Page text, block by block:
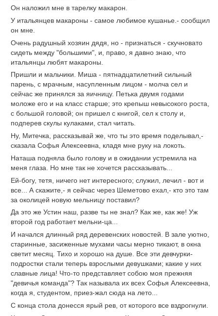
Он наложил мне в тарелку макарон.
У итальянцев макароны - самое любимое кушанье.- сообщил
он мне.
Очень радушный хозяин дядя, но - признаться - скучновато
сидеть между "большими", и, право, я давно знаю, что
итальянцы любят макароны.
Пришли и мальчики. Миша - пятнадцатилетний сильный
парень, с мрачным, насупленным лицом - молча сел и
сейчас же принялся за яичницу. Петька двумя годами
моложе его и на класс старше; это крепыш невысокого роста,
с большой головой; он пришел с книгой, сел к столу и,
подперев скулы кулаками, стал читать.
Ну, Митечка, рассказывай же, что ты это время поделывал,-
сказала Софья Алексеевна, кладя мне руку на локоть.
Наташа подняла было голову и в ожидании устремила на
меня глаза. Но мне так не хочется рассказывать...
Ей-богу, тетя, ничего нет интересного; служил, лечил - вот и
все... А скажите,- я сейчас через Шеметово ехал,- кто это там
за околицей новую мельницу поставил?
Да это же Устин наш, разве ты не знал? Как же, как же! Уж
второй год работает мельни-ца...
И начался длинный ряд деревенских новостей. В зале уютно,
старинные, засиженные мухами часы мерно тикают, в окна
светит месяц. Тихо и хорошо на душе. Все эти девчурки-
подростки стали теперь взрослыми девушками; какие у них
славные лица! Что-то представляет собою моя прежняя
"девичья команда"? Так называла их всех Софья Алексеевна,
когда я, студентом, приез-жал сюда на лето...
С конца стола донесся ярый рев, от которого все вздрогнули.